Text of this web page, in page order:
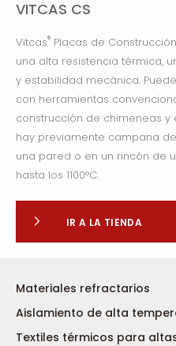
VITCAS CS
Vitcas® Placas de
una alta resistencia térmica,
y estabilidad mecánica.
con herramientas
construcción de chimeneas y
hay previamente campana
una pared o en un rincón de
hasta los 1100°C.
IR A LA TIENDA
Materiales refractarios
Aislamiento de alta
Textiles térmicos para